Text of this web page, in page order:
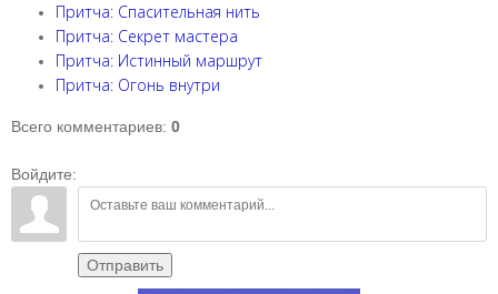
Притча: Спасительная нить
Притча: Секрет мастера
Притча: Истинный маршрут
Притча: Огонь внутри
Всего комментариев: 0
Войдите:
Отправить